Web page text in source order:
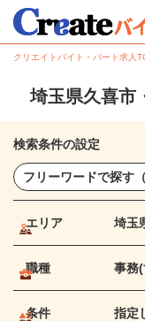
クリエイトバイト・パート求人
埼玉県久喜市
検索条件の設定
エリア 埼玉
職種 事務
条件 指定